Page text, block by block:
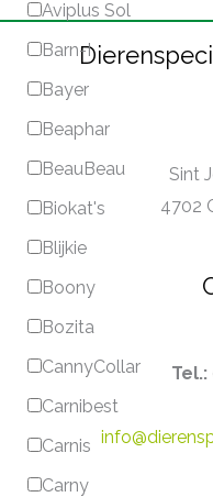
Aviplus Sol
Barn-I
Bayer
Beaphar
BeauBeau
Biokat's
Blijkie
Boony
Bozita
CannyCollar
Carnibest
Carnis
Carny
Sint
4702
Tel.: